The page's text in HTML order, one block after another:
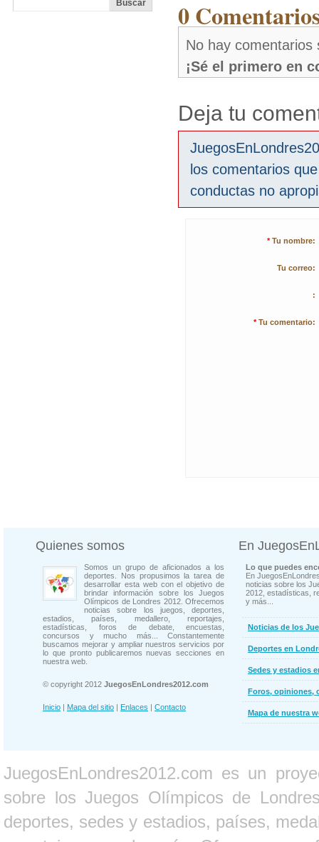
0
No hay comentarios
¡Sé el primero en
Deja tu
los comentarios
conductas no
* Tu nombre:
Tu correo:
:
* Tu comentario:
Quienes somos
Somos un grupo de aficionados a los
deportes. Nos propusimos la tarea de
desarrollar esta web con el objetivo de
brindar información sobre los Juegos
Olímpicos de Londres 2012. Ofrecemos
noticias sobre los juegos, deportes,
estadios, países, medallero, reportajes,
estadísticas, foros de debate, encuestas,
concursos y mucho más... Constantemente
buscamos mejorar y ampliar nuestros servicios por
lo que pronto publicaremos nuevas secciones en
nuestra web.
© copyright 2012 JuegosEnLondres2012.com
Inicio | Mapa del sitio | Enlaces | Contacto
En
Lo que puedes
En
noticias sobre los
2012, estadísticas,
y más...
Noticias de los
Deportes en
Sedes y estadios
Foros, opiniones,
Mapa de nuestra
JuegosEnLondres2012.com es un
sobre los Juegos Olímpicos de
deportes, sedes y estadios, países,